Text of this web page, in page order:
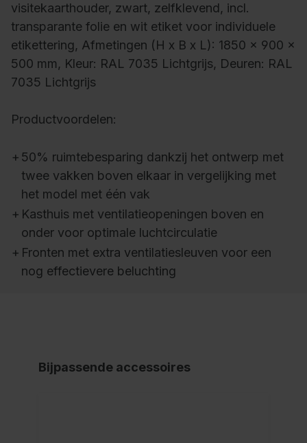
visitekaarthouder, zwart, zelfklevend, incl.
transparante folie en wit etiket voor individuele
etikettering, Afmetingen (H x B x L): 1850 x 900 x
500 mm, Kleur: RAL 7035 Lichtgrijs, Deuren: RAL
7035 Lichtgrijs
Productvoordelen:
+ 50% ruimtebesparing dankzij het ontwerp met
twee vakken boven elkaar in vergelijking met
het model met één vak
+ Kasthuis met ventilatieopeningen boven en
onder voor optimale luchtcirculatie
+ Fronten met extra ventilatiesleuven voor een
nog effectievere beluchting
Bijpassende accessoires